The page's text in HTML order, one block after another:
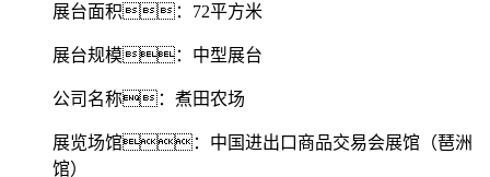
展台面积：72平方米
展台规模：中型展台
公司名称：煮田农场
展览场馆：中国进出口商品交易会展馆（琶洲
馆）